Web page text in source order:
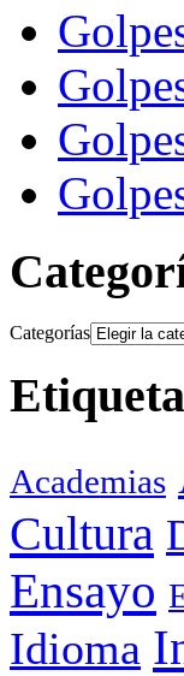
Categorías
Academias
Cultura
Ensayo
Idioma